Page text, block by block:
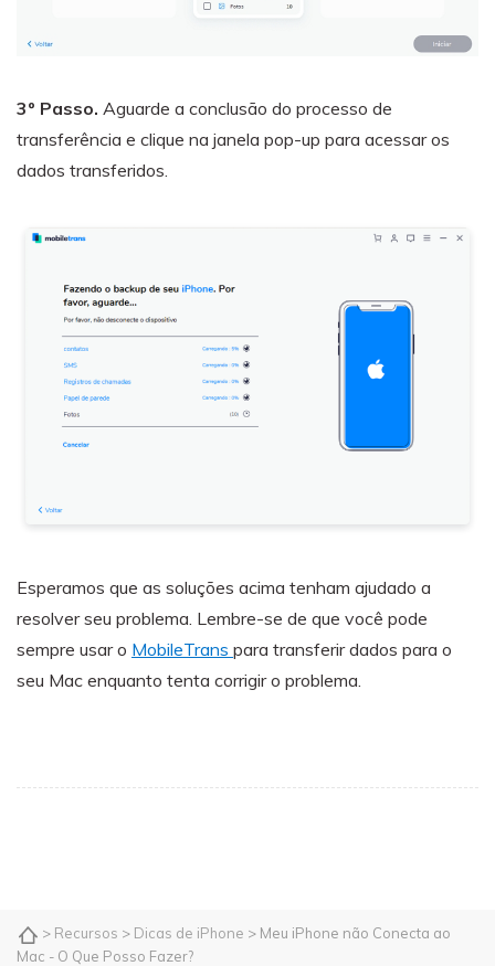
3º Passo. Aguarde a conclusão do processo de
transferência e clique na janela pop-up para acessar os
dados transferidos.
Esperamos que as soluções acima tenham ajudado a
resolver seu problema. Lembre-se de que você pode
sempre usar o MobileTrans para transferir dados para o
seu Mac enquanto tenta corrigir o problema.
> Recursos > Dicas de iPhone > Meu iPhone não Conecta ao
Mac - O Que Posso Fazer?